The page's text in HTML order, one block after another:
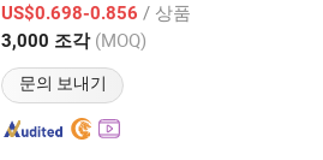
US$0.698-0.856 / 상품
3,000 조각 (MOQ)
문의 보내기
이후 2023